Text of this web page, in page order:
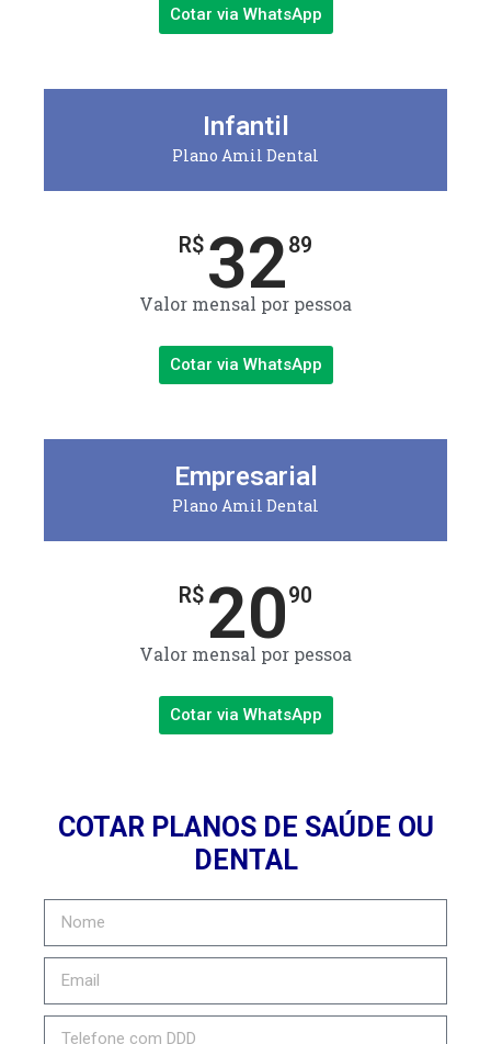
Cotar via WhatsApp
Infantil
Plano Amil Dental
R$ 3289
Valor mensal por pessoa
Cotar via WhatsApp
Empresarial
Plano Amil Dental
R$ 2090
Valor mensal por pessoa
Cotar via WhatsApp
COTAR PLANOS DE SAÚDE OU
DENTAL